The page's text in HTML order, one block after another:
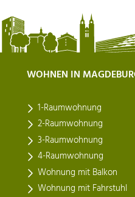
WOHNEN IN
1-Raumwohnung
2-Raumwohnung
3-Raumwohnung
4-Raumwohnung
Wohnung mit Balkon
Wohnung mit Fahrstuhl